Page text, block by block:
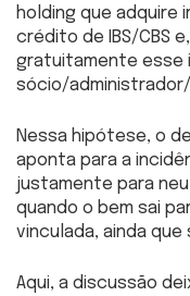
holding que adquire
crédito de IBS/CBS
gratuitamente esse
sócio/administrador/
Nessa hipótese, o
aponta para a
justamente para
quando o bem sai
vinculada, ainda que
Aqui, a discussão